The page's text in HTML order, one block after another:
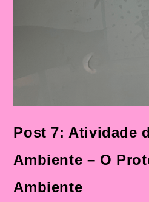
Post 7: Atividade
Ambiente – O
Ambiente